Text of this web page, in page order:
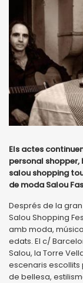
Els actes
personal
salou shopping
de moda Salou
Després de la
Salou Shopping
amb moda,
edats. El c/
Salou, la Torre
escenaris escollits
de bellesa,